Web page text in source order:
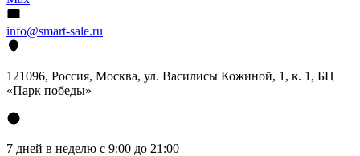
info@smart-sale.ru
121096, Россия, Москва, ул. Василисы Кожиной, 1, к. 1, БЦ
«Парк победы»
7 дней в неделю с 9:00 до 21:00